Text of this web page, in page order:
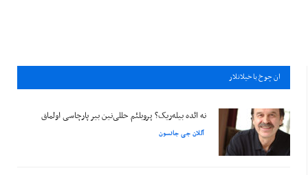
ان چوخ باخيلانلار
نه ائده بیله‌ریک؟ پروبلئم حللی‌نین بیر پارچاسی اولماق
آللان جی جانسون